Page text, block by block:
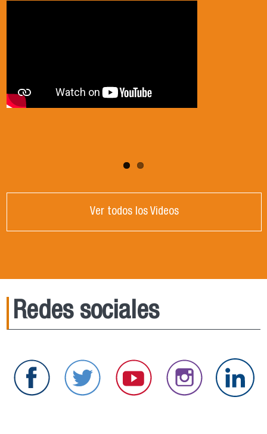
Ver todos los Videos
Redes sociales